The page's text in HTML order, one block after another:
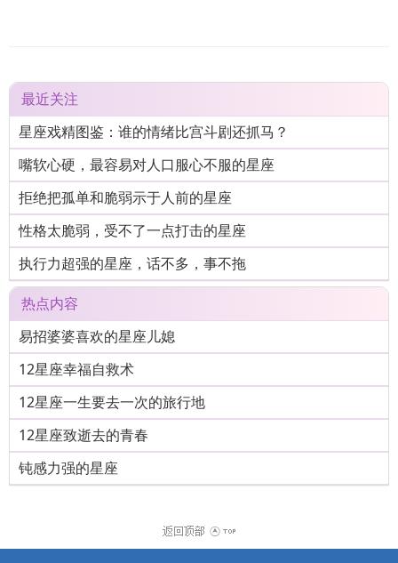
最近关注
星座戏精图鉴：谁的情绪比宫斗剧还抓马？
嘴软心硬，最容易对人口服心不服的星座
拒绝把孤单和脆弱示于人前的星座
性格太脆弱，受不了一点打击的星座
执行力超强的星座，话不多，事不拖
热点内容
易招婆婆喜欢的星座儿媳
12星座幸福自救术
12星座一生要去一次的旅行地
12星座致逝去的青春
钝感力强的星座